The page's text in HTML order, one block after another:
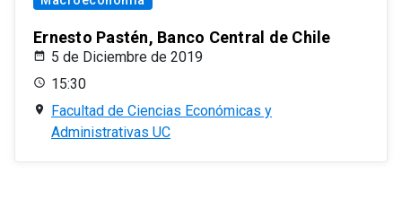
Ernesto Pastén, Banco Central de Chile
5 de Diciembre de 2019
15:30
Facultad de Ciencias Económicas y
Administrativas UC